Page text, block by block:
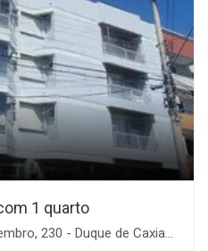
1 quarto
- Duque de Caxias, Santa Maria-RS